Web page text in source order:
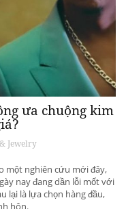
ưa chuộng kim
Jewelry
một nghiên cứu mới đây,
nay đang dần lỗi mốt với
lại là lựa chọn hàng đầu,
hôn.